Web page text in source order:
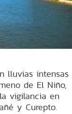
lluvias intensas
de El Niño,
vigilancia en
y Curepto.